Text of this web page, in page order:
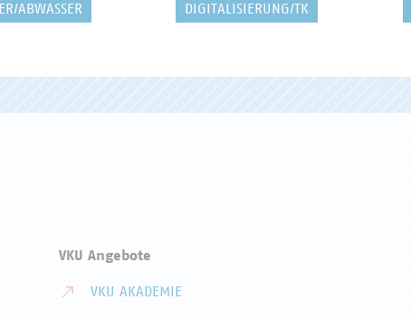
ABWASSER DIGITALISIERUNG/TK
VKU Angebote
VKU AKADEMIE